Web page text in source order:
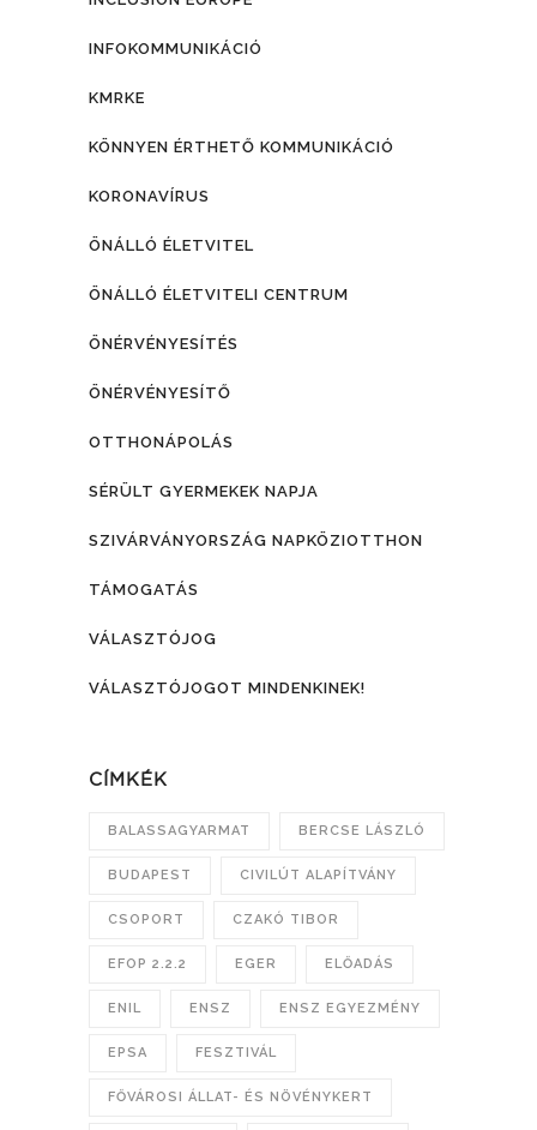
INFOKOMMUNIKÁCIÓ
KMRKE
KÖNNYEN ÉRTHETŐ KOMMUNIKÁCIÓ
KORONAVÍRUS
ÖNÁLLÓ ÉLETVITEL
ÖNÁLLÓ ÉLETVITELI CENTRUM
ÖNÉRVÉNYESÍTÉS
ÖNÉRVÉNYESÍTŐ
OTTHONÁPOLÁS
SÉRÜLT GYERMEKEK NAPJA
SZIVÁRVÁNYORSZÁG NAPKÖZIOTTHON
TÁMOGATÁS
VÁLASZTÓJOG
VÁLASZTÓJOGOT MINDENKINEK!
CÍMKÉK
BALASSAGYARMAT BERCSE LÁSZLÓ
BUDAPEST CIVILÚT ALAPÍTVÁNY
CSOPORT CZAKÓ TIBOR
EFOP 2.2.2 EGER ELŐADÁS
ENIL ENSZ ENSZ EGYEZMÉNY
EPSA FESZTIVÁL
FŐVÁROSI ÁLLAT- ÉS NÖVÉNYKERT